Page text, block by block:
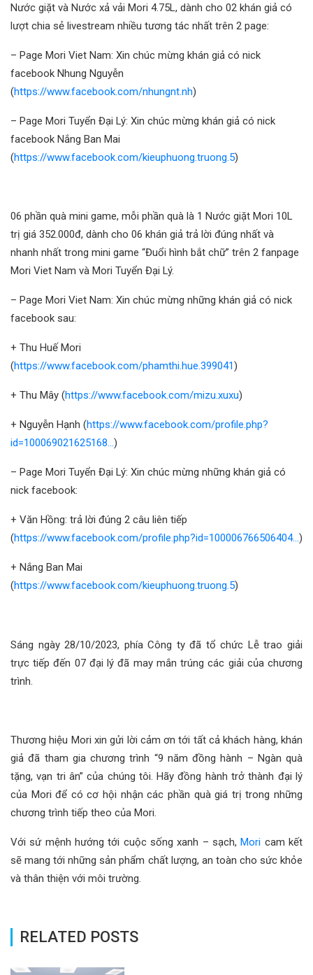
Nước giặt và Nước xả vải Mori 4.75L, dành cho 02 khán giả có
lượt chia sẻ livestream nhiều tương tác nhất trên 2 page:
– Page Mori Viet Nam: Xin chúc mừng khán giả có nick
facebook Nhung Nguyễn
(https://www.facebook.com/nhungnt.nh)
– Page Mori Tuyển Đại Lý: Xin chúc mừng khán giả có nick
facebook Nắng Ban Mai
(https://www.facebook.com/kieuphuong.truong.5)
06 phần quà mini game, mỗi phần quà là 1 Nước giặt Mori 10L
trị giá 352.000đ, dành cho 06 khán giả trả lời đúng nhất và
nhanh nhất trong mini game “Đuổi hình bắt chữ” trên 2 fanpage
Mori Viet Nam và Mori Tuyển Đại Lý.
– Page Mori Viet Nam: Xin chúc mừng những khán giả có nick
facebook sau:
+ Thu Huế Mori
(https://www.facebook.com/phamthi.hue.399041)
+ Thu Mây (https://www.facebook.com/mizu.xuxu)
+ Nguyễn Hạnh (https://www.facebook.com/profile.php?
id=100069021625168…)
– Page Mori Tuyển Đại Lý: Xin chúc mừng những khán giả có
nick facebook:
+ Văn Hồng: trả lời đúng 2 câu liên tiếp
(https://www.facebook.com/profile.php?id=100006766506404…)
+ Nắng Ban Mai
(https://www.facebook.com/kieuphuong.truong.5)
Sáng ngày 28/10/2023, phía Công ty đã tổ chức Lễ trao giải
trực tiếp đến 07 đại lý đã may mắn trúng các giải của chương
trình.
Thương hiệu Mori xin gửi lời cảm ơn tới tất cả khách hàng, khán
giả đã tham gia chương trình “9 năm đồng hành – Ngàn quà
tặng, vạn tri ân” của chúng tôi. Hãy đồng hành trở thành đại lý
của Mori để có cơ hội nhận các phần quà giá trị trong những
chương trình tiếp theo của Mori.
Với sứ mệnh hướng tới cuộc sống xanh – sạch,Mori cam kết
sẽ mang tới những sản phẩm chất lượng, an toàn cho sức khỏe
và thân thiện với môi trường.
RELATED POSTS